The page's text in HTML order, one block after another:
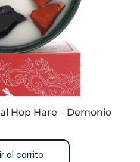
Hop Hare – Demonio
al carrito